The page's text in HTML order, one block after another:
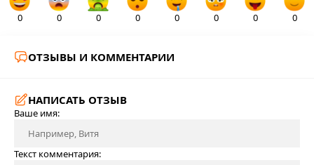
0 0 0 0 0 0 0 0
ОТЗЫВЫ И КОММЕНТАРИИ
НАПИСАТЬ ОТЗЫВ
Ваше имя:
Текст комментария: